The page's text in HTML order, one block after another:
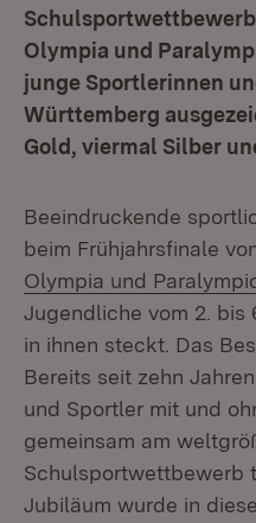
Olympia und
junge Sportlerinnen
Württemberg
Gold, viermal Silber
Beeindruckende
beim Frühjahrsfinale
Olympia und
Jugendliche vom 2. bis
in ihnen steckt. Das
Bereits seit zehn
und Sportler mit und
gemeinsam am
Schulsportwettbewerb
Jubiläum wurde in